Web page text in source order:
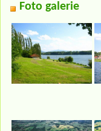
Foto galerie